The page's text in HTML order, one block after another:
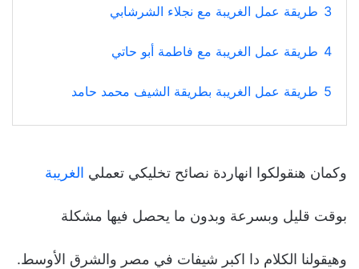
3 طريقة عمل الغريبة مع نجلاء الشرشابي
4 طريقة عمل الغريبة مع فاطمة أبو حاتي
5 طريقة عمل الغريبة بطريقة الشيف محمد حامد
وكمان هنقولكوا انهاردة نصائح تخليكي تعملي الغريبة
بوقت قليل وبسرعة وبدون ما يحصل فيها مشكلة
وهيقولنا الكلام دا اكبر شيفات في مصر والشرق الأوسط.